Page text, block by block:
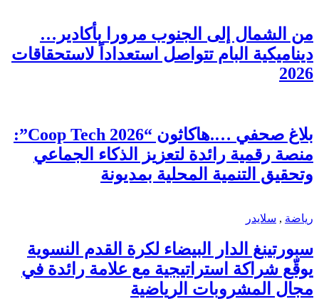
من الشمال إلى الجنوب مرورا بأكادير…
ديناميكية البام تتواصل استعداداً لاستحقاقات
2026
بلاغ صحفي ….هاكاثون “Coop Tech 2026”:
منصة رقمية رائدة لتعزيز الذكاء الجماعي
وتحقيق التنمية المحلية بمديونة
رياضة , سلايدر
سبورتينغ الدار البيضاء لكرة القدم النسوية
يوقّع شراكة استراتيجية مع علامة رائدة في
مجال المشروبات الرياضية